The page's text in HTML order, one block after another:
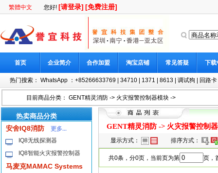
繁體中文 您好! [请登录] [免费注册]
首页 企业简介 合作加盟 淘宝店铺 常见答疑 下载
热门搜索： WhatsApp ：+85266633769 34710 1371 8613 调试狗 回路卡
目前商品分类： GENT精灵消防 -> 火灾报警控制器模块 ->
热卖商品分类
安舍IQ8消防
更多...
IQ8无线探测器
IQ8智能火灾报警控制器
马麦克MAMAC Systems
GENT精灵消防 -> 火灾报警控制
显示方式： 排序方式：
共0条，分0页，当前页为第 页，